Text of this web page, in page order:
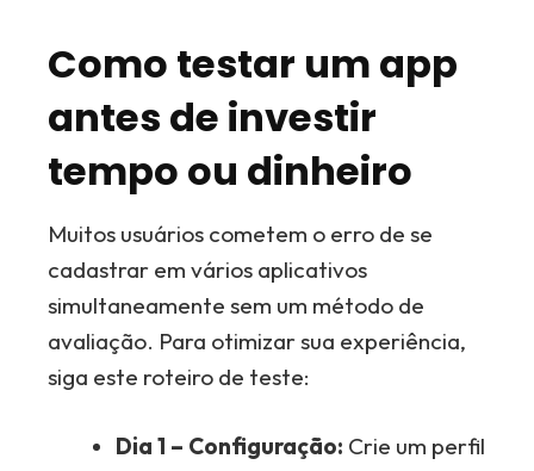
Como testar um app
antes de investir
tempo ou dinheiro
Muitos usuários cometem o erro de se
cadastrar em vários aplicativos
simultaneamente sem um método de
avaliação. Para otimizar sua experiência,
siga este roteiro de teste:
Dia 1 – Configuração: Crie um perfil